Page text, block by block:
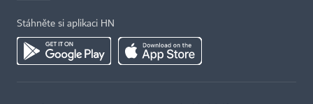
Stáhněte si aplikaci HN